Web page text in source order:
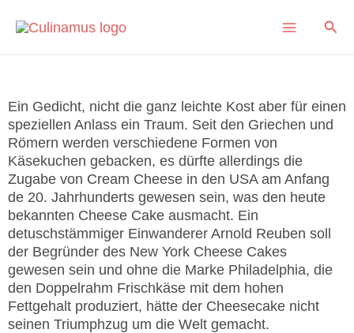
Main
Menu
Ein Gedicht, nicht die ganz leichte Kost aber für einen
speziellen Anlass ein Traum. Seit den Griechen und
Römern werden verschiedene Formen von
Käsekuchen gebacken, es dürfte allerdings die
Zugabe von Cream Cheese in den USA am Anfang
de 20. Jahrhunderts gewesen sein, was den heute
bekannten Cheese Cake ausmacht. Ein
detuschstämmiger Einwanderer Arnold Reuben soll
der Begründer des New York Cheese Cakes
gewesen sein und ohne die Marke Philadelphia, die
den Doppelrahm Frischkäse mit dem hohen
Fettgehalt produziert, hätte der Cheesecake nicht
seinen Triumphzug um die Welt gemacht.